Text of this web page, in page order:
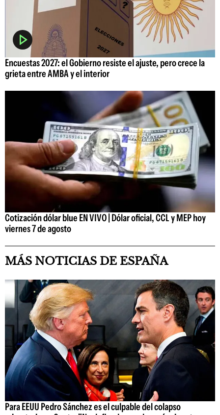
Encuestas 2027: el Gobierno resiste el ajuste, pero crece la
grieta entre AMBA y el interior
Cotización dólar blue EN VIVO | Dólar oficial, CCL y MEP hoy
viernes 7 de agosto
MÁS NOTICIAS DE ESPAÑA
Para EEUU Pedro Sánchez es el culpable del colapso